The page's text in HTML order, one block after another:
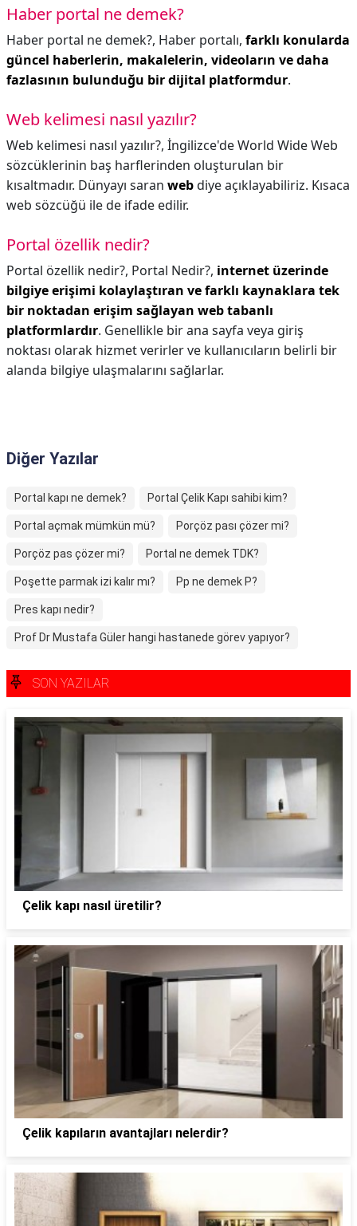
Haber portal ne demek?
Haber portal ne demek?, Haber portalı, farklı konularda
güncel haberlerin, makalelerin, videoların ve daha
fazlasının bulunduğu bir dijital platformdur.
Web kelimesi nasıl yazılır?
Web kelimesi nasıl yazılır?, İngilizce'de World Wide Web
sözcüklerinin baş harflerinden oluşturulan bir
kısaltmadır. Dünyayı saran webdiye açıklayabiliriz. Kısaca
web sözcüğü ile de ifade edilir.
Portal özellik nedir?
Portal özellik nedir?, Portal Nedir?, internet üzerinde
bilgiye erişimi kolaylaştıran ve farklı kaynaklara tek
bir noktadan erişim sağlayan web tabanlı
platformlardır. Genellikle bir ana sayfa veya giriş
noktası olarak hizmet verirler ve kullanıcıların belirli bir
alanda bilgiye ulaşmalarını sağlarlar.
Diğer Yazılar
Portal kapı ne demek? Portal Çelik Kapı sahibi kim?
Portal açmak mümkün mü? Porçöz pası çözer mi?
Porçöz pas çözer mi? Portal ne demek TDK?
Poşette parmak izi kalır mı? Pp ne demek P?
Pres kapı nedir?
Prof Dr Mustafa Güler hangi hastanede görev yapıyor?
SON YAZILAR
Çelik kapı nasıl üretilir?
Çelik kapıların avantajları nelerdir?